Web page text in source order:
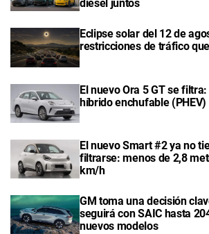
diésel juntos
Eclipse solar del 12 de
restricciones de tráfico
El nuevo Ora 5 GT se
híbrido enchufable (PHEV)
El nuevo Smart #2 ya no
filtrarse: menos de 2,8
km/h
GM toma una decisión
seguirá con SAIC hasta
nuevos modelos